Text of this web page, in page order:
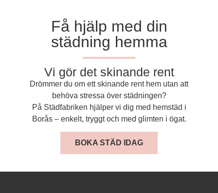
Få hjälp med din
städning hemma
Vi gör det skinande rent
Drömmer du om ett skinande rent hem utan att
behöva stressa över städningen?
På Städfabriken hjälper vi dig med hemstäd i
Borås – enkelt, tryggt och med glimten i ögat.
BOKA STÄD IDAG